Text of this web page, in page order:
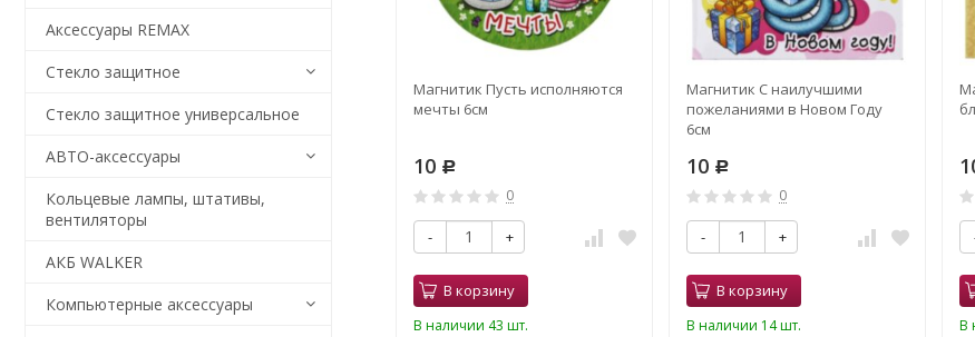
Магнитик Пусть исполняются
мечты 6см
10 Р
0
- +
В корзину
В наличии 43 шт.
Магнитик С наилучшими
пожеланиями в Новом Году
6см
10 Р
0
- +
В корзину
В наличии 14 шт. В
Аксессуары REMAX
Стекло защитное
Стекло защитное универсальное
АВТО-аксессуары
Кольцевые лампы, штативы,
вентиляторы
АКБ WALKER
Компьютерные аксессуары